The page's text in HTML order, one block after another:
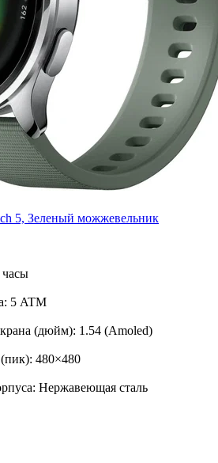
5, Зеленый можжевельник
5 ATM
(дюйм): 1.54 (Amoled)
480×480
Нержавеющая сталь